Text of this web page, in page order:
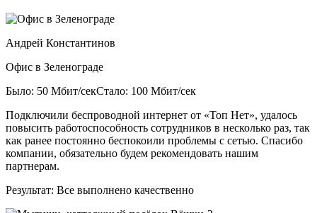
Андрей Константинов
Офис в Зеленограде
Было: 50 Мбит/секСтало: 100 Мбит/сек
Подключили беспроводной интернет от «Топ Нет», удалось
повысить работоспособность сотрудников в несколько раз, так
как ранее постоянно беспокоили проблемы с сетью. Спасибо
компании, обязательно будем рекомендовать нашим
партнерам.
Результат: Все выполнено качественно